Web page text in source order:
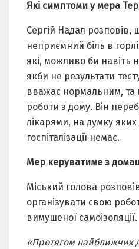
Які симптоми у мера
Сергій Надал розповів,
неприємний біль в
які, можливо би навіть
якби не результати
вважає нормальним,
роботи з дому. Він
лікарями, на думку
госпіталізації немає.
Мер керуватиме з
Міський голова
організувати свою
вимушеної самоізоляції.
«Протягом найближчих